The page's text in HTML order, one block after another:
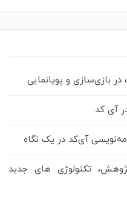
در بازی‌سازی و پویانمایی
آی کد
آی‌کد در یک نگاه
تکنولوژی های جدید